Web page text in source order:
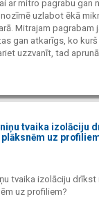
ar mitro pagrabu gan
uzlabot ēkā
Mitrajam pagrabam
gan atkarīgs, ko
uzzvanīt, tad
tvaika izolāciju
uz
tvaika izolāciju
uz profiliem?